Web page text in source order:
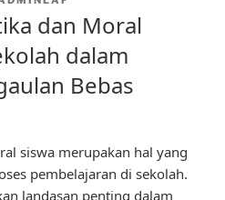
dan Moral
dalam
Bebas
siswa merupakan hal yang
pembelajaran di sekolah.
landasan penting dalam